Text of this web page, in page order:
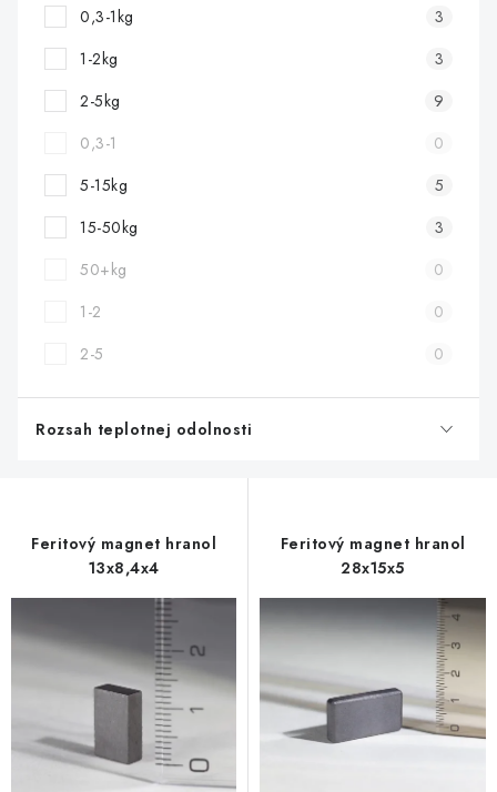
0,3-1kg
3
1-2kg
3
2-5kg
9
0,3-1
0
5-15kg
5
15-50kg
3
50+kg
0
1-2
0
2-5
0
Rozsah teplotnej odolnosti
Feritový magnet hranol
13x8,4x4
Feritový magnet hranol
28x15x5